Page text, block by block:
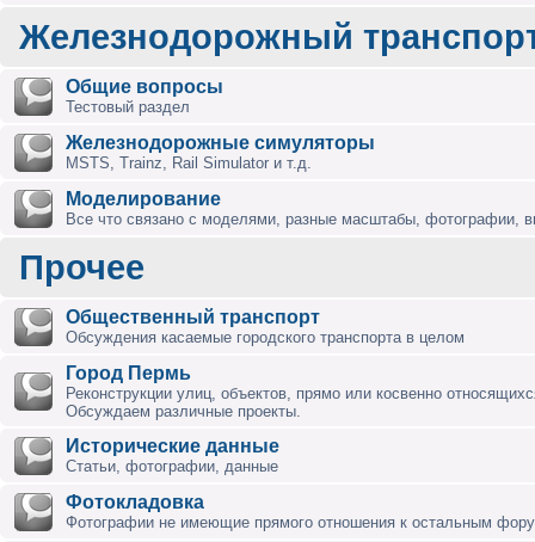
Железнодорожный
Общие вопросы
Тестовый раздел
Железнодорожные симуляторы
MSTS, Trainz, Rail Simulator и т.д.
Моделирование
Все что связано с моделями, разные масштабы, фотографии,
Прочее
Общественный транспорт
Обсуждения касаемые городского транспорта в целом
Город Пермь
Реконструкции улиц, объектов, прямо или косвенно
Обсуждаем различные проекты.
Исторические данные
Статьи, фотографии, данные
Фотокладовка
Фотографии не имеющие прямого отношения к остальным